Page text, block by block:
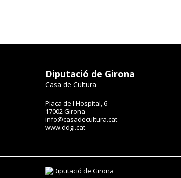
Diputació de Girona
Casa de Cultura
Plaça de l'Hospital, 6
17002 Girona
info@casadecultura.cat
www.ddgi.cat